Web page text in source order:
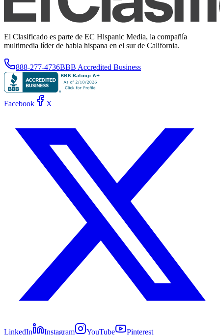
El Clasificado es parte de EC Hispanic Media, la compañía
multimedia líder de habla hispana en el sur de California.
888-277-4736BBB Accredited Business
Facebook X
LinkedIn Instagram YouTube Pinterest